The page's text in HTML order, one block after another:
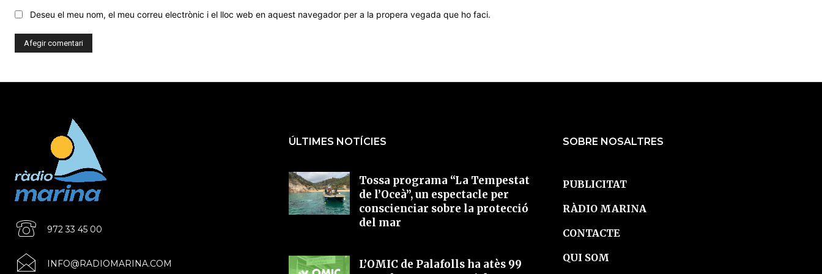
Deseu el meu nom, el meu correu electrònic i el lloc web en aquest navegador per a la propera vegada que ho faci.
972 33 45 00
INFO@RADIOMARINA.COM
ÚLTIMES NOTÍCIES
Tossa programa “La Tempestat
de l’Oceà”, un espectacle per
conscienciar sobre la protecció
del mar
L’OMIC de Palafolls ha atès 99
SOBRE NOSALTRES
PUBLICITAT
RÀDIO MARINA
CONTACTE
QUI SOM